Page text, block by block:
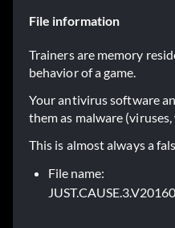
File information
Trainers are memory
behavior of a game.
Your antivirus software
them as malware
This is almost always a
File name: